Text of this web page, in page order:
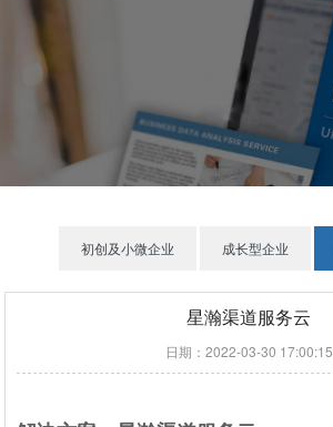
初创及小微企业 成长型企业
星瀚渠道服务云
日期：2022-03-30 17:00:15